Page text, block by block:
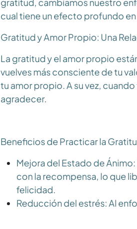
cual tiene un efecto profundo
Gratitud y Amor Propio: Una
La gratitud y el amor propio
vuelves más consciente de tu
tu amor propio. A su vez,
agradecer.
Beneficios de Practicar la
Mejora del Estado de
con la recompensa, lo que
felicidad.
Reducción del estrés: Al